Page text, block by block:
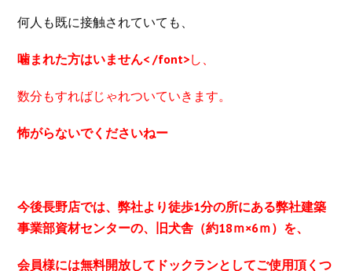
何人も既に接触されていても、
噛まれた方はいません< /font>し、
数分もすればじゃれついていきます。
怖がらないでくださいねー
今後長野店では、弊社より徒歩1分の所にある弊社建築
事業部資材センターの、旧犬舎（約18ｍ×6ｍ）を、
会員様には無料開放してドックランとしてご使用頂くつ